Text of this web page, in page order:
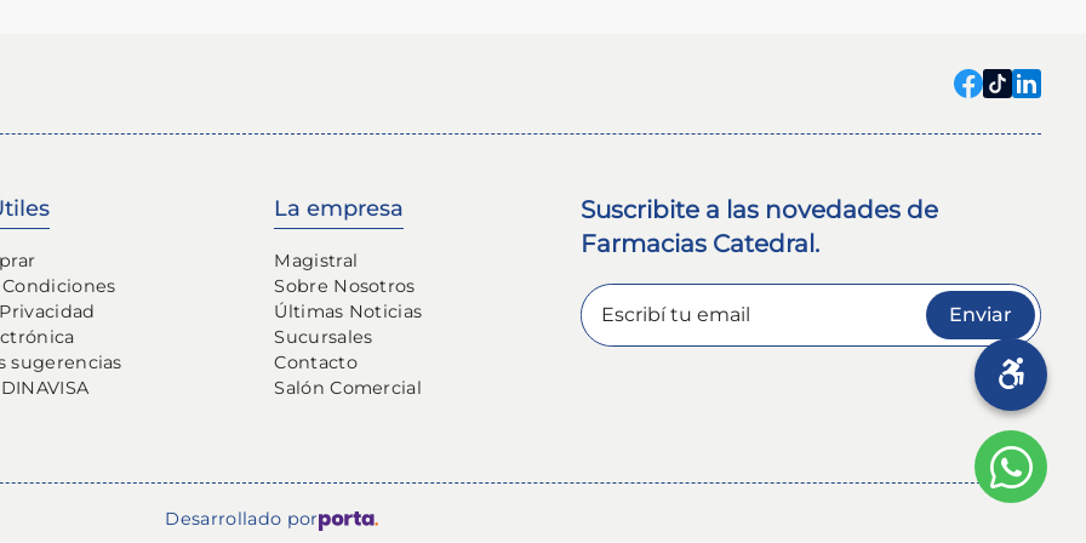
sugerencias
La empresa
Magistral
Sobre Nosotros
Últimas Noticias
Sucursales
Contacto
Salón Comercial
Suscribite a las novedades de
Farmacias Catedral.
Enviar
Desarrollado por